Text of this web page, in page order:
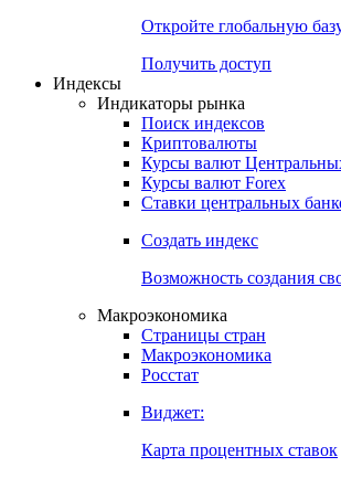
Откройте глобальную
Получить доступ
Индексы
Индикаторы рынка
Поиск индексов
Криптовалюты
Курсы валют
Курсы валют Forex
Ставки центральных
Создать индекс
Возможность создания
Макроэкономика
Страницы стран
Макроэкономика
Росстат
Виджет:
Карта процентных ставок